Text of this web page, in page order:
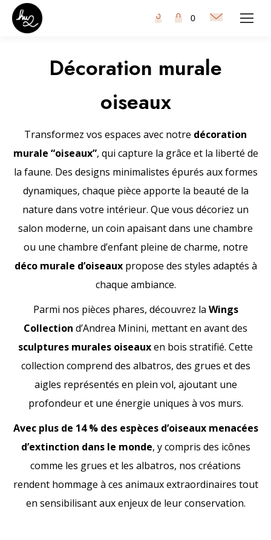
0
Décoration murale
oiseaux
Transformez vos espaces avec notre décoration
murale “oiseaux”, qui capture la grâce et la liberté de
la faune. Des designs minimalistes épurés aux formes
dynamiques, chaque pièce apporte la beauté de la
nature dans votre intérieur. Que vous décoriez un
salon moderne, un coin apaisant dans une chambre
ou une chambre d’enfant pleine de charme, notre
déco murale d’oiseauxpropose des styles adaptés à
chaque ambiance.
Parmi nos pièces phares, découvrez la Wings
Collection d’Andrea Minini, mettant en avant des
sculptures murales oiseauxen bois stratifié. Cette
collection comprend des albatros, des grues et des
aigles représentés en plein vol, ajoutant une
profondeur et une énergie uniques à vos murs.
Avec plus de 14 % des espèces d’oiseaux menacées
d’extinction dans le monde, y compris des icônes
comme les grues et les albatros, nos créations
rendent hommage à ces animaux extraordinaires tout
en sensibilisant aux enjeux de leur conservation.